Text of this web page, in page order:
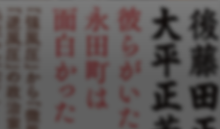
逆になぜ、今の政治家たちから「風圧」が消えつつあるのだ
田中角栄、中曽根康弘、後藤田正晴、大平正芳……彼らがい
「強風圧」から「微風圧」「逆風圧」まで、熟練の政治アナ
リストが凡人だらけになった政界を斬る！